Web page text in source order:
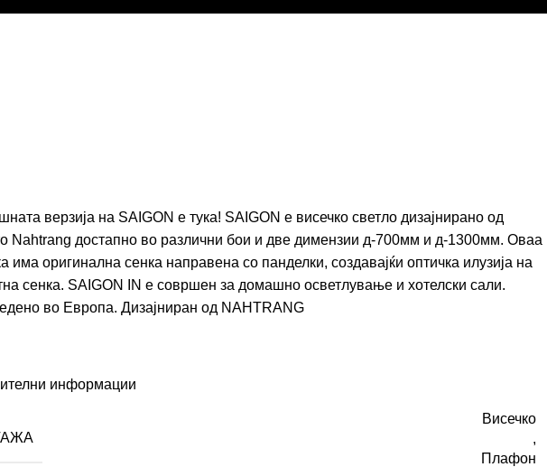
верзија на SAIGON е тука! SAIGON е висечко светло дизајнирано од
Nahtrang достапно во различни бои и две димензии д-700мм и д-1300мм. Оваа
има оригинална сенка направена со панделки, создавајќи оптичка илузија на
сенка. SAIGON IN е совршен за домашно осветлување и хотелски сали.
во Европа. Дизајниран од NAHTRANG
информации
Висечко
,
Плафон